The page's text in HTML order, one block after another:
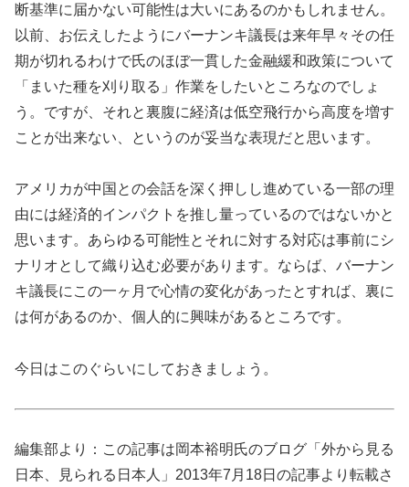
断基準に届かない可能性は大いにあるのかもしれません。
以前、お伝えしたようにバーナンキ議長は来年早々その任
期が切れるわけで氏のほぼ一貫した金融緩和政策について
「まいた種を刈り取る」作業をしたいところなのでしょ
う。ですが、それと裏腹に経済は低空飛行から高度を増す
ことが出来ない、というのが妥当な表現だと思います。
アメリカが中国との会話を深く押しし進めている一部の理
由には経済的インパクトを推し量っているのではないかと
思います。あらゆる可能性とそれに対する対応は事前にシ
ナリオとして織り込む必要があります。ならば、バーナン
キ議長にこの一ヶ月で心情の変化があったとすれば、裏に
は何があるのか、個人的に興味があるところです。
今日はこのぐらいにしておきましょう。
編集部より：この記事は岡本裕明氏のブログ「外から見る
日本、見られる日本人」2013年7月18日の記事より転載さ